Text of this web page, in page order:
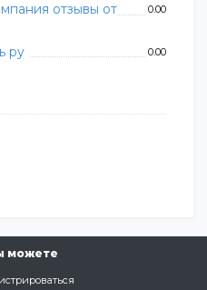
отзывы от
0.00
ру 0.00
можете